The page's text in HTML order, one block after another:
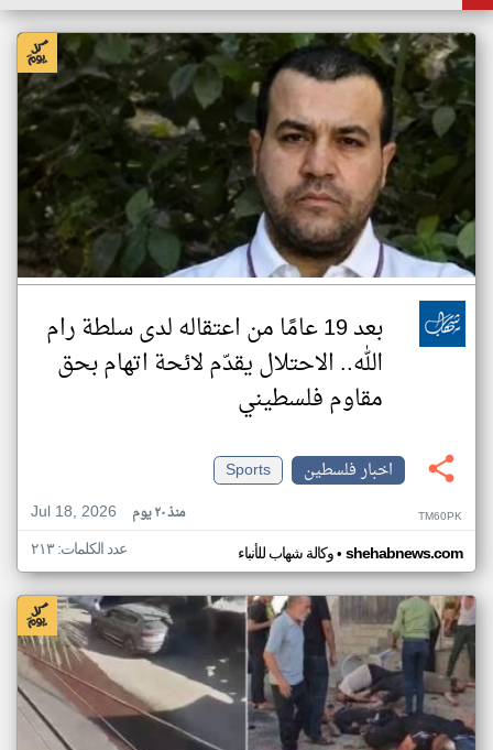
بعد 19 عامًا من اعتقاله لدى سلطة رام
الله.. الاحتلال يقدّم لائحة اتهام بحق
مقاوم فلسطيني
اخبار فلسطين
Sports
Jul 18, 2026
منذ ٢٠ يوم TM60PK
وكالة شهاب للأنباء• shehabnews.com عدد الكلمات: ٢١٣